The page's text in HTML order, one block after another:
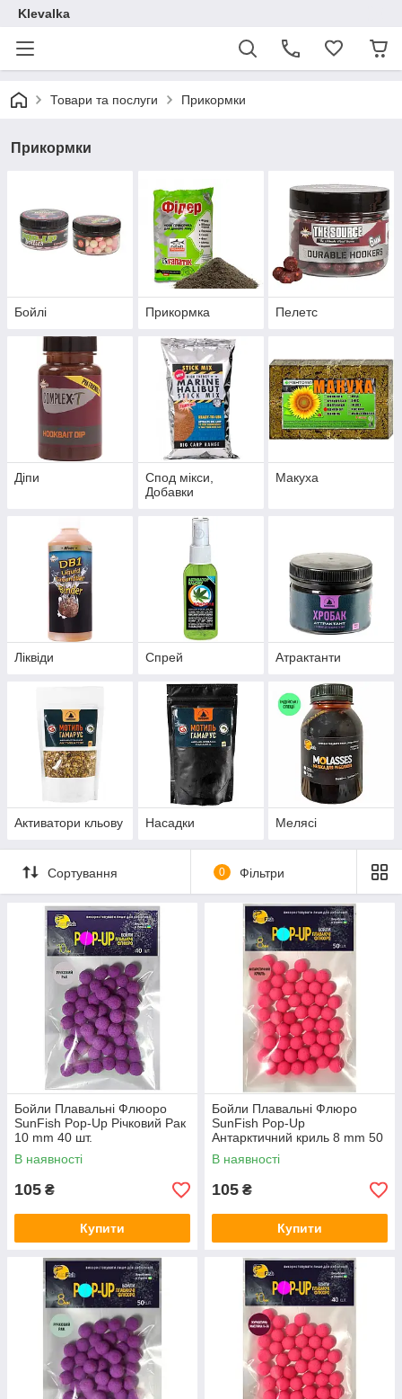
Klevalka
Товари та послуги Прикормки
Прикормки
Бойлі Прикормка Пелетс
Діпи
Спод мікси,
Добавки
Макуха
Ліквіди Спрей Атрактанти
Активатори кльову Насадки Мелясі
Сортування 0 Фільтри
Бойли Плавальні Флюоро
SunFish Pop-Up Річковий Рак
10 mm 40 шт.
В наявності
105 ₴
Купити
Бойли Плавальні Флюро
SunFish Pop-Up
Антарктичний криль 8 mm 50
шт (SF220646)
В наявності
105 ₴
Купити